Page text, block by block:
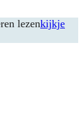
lezenkijkje